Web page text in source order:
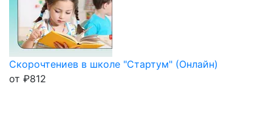
Скорочтениев в школе "Стартум" (Онлайн)
от ₽812